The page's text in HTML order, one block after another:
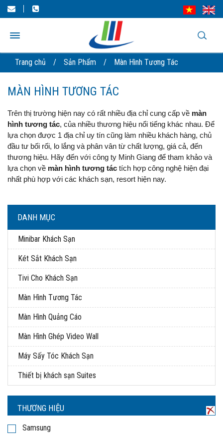
Trang chủ / Sản Phẩm / Màn Hình Tương Tác
MÀN HÌNH TƯƠNG TÁC
Trên thị trường hiện nay có rất nhiều địa chỉ cung cấp về màn
hình tương tác, của nhiều thương hiệu nổi tiếng khác nhau. Để
lựa chọn được 1 địa chỉ uy tín cũng làm nhiều khách hàng, chủ
đầu tư bối rối, lo lắng và phân vân từ chất lượng, giá cả, đến
thương hiệu. Hãy đến với công ty Minh Giang để tham khảo và
lựa chọn về màn hình tương tác tích hợp công nghệ hiện đại
nhất phù hợp với các khách sạn, resort hiện nay.
DANH MỤC
Minibar Khách Sạn
Két Sắt Khách Sạn
Tivi Cho Khách Sạn
Màn Hình Tương Tác
Màn Hình Quảng Cáo
Màn Hình Ghép Video Wall
Máy Sấy Tóc Khách Sạn
Thiết bị khách sạn Suites
THƯƠNG HIỆU
Samsung